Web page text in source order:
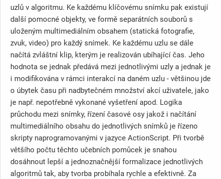
uzlů v algoritmu. Ke každému klíčovému snímku pak existují
další pomocné objekty, ve formě separátních souborů s
uloženým multimediálním obsahem (statická fotografie,
zvuk, video) pro každý snímek. Ke každému uzlu se dále
načítá zvláštní klip, kterým je realizován ubíhající čas. Jeho
hodnota se jednak předává mezi jednotlivými uzly a jednak je
i modifikována v rámci interakcí na daném uzlu - většinou jde
o úbytek času při nadbytečném množství akcí uživatele, jako
je např. nepotřebně vykonané vyšetření apod. Logika
průchodu mezi snímky, řízení časové osy jakož i načítání
multimediálního obsahu do jednotlivých snímků je řízeno
skripty naprogramovanými v jazyce ActionScript. Při tvorbě
většího počtu těchto učebních pomůcek je snahou
dosáhnout lepší a jednoznačnější formalizace jednotlivých
algoritmů tak, aby tvorba probíhala rychle a efektivně. Za